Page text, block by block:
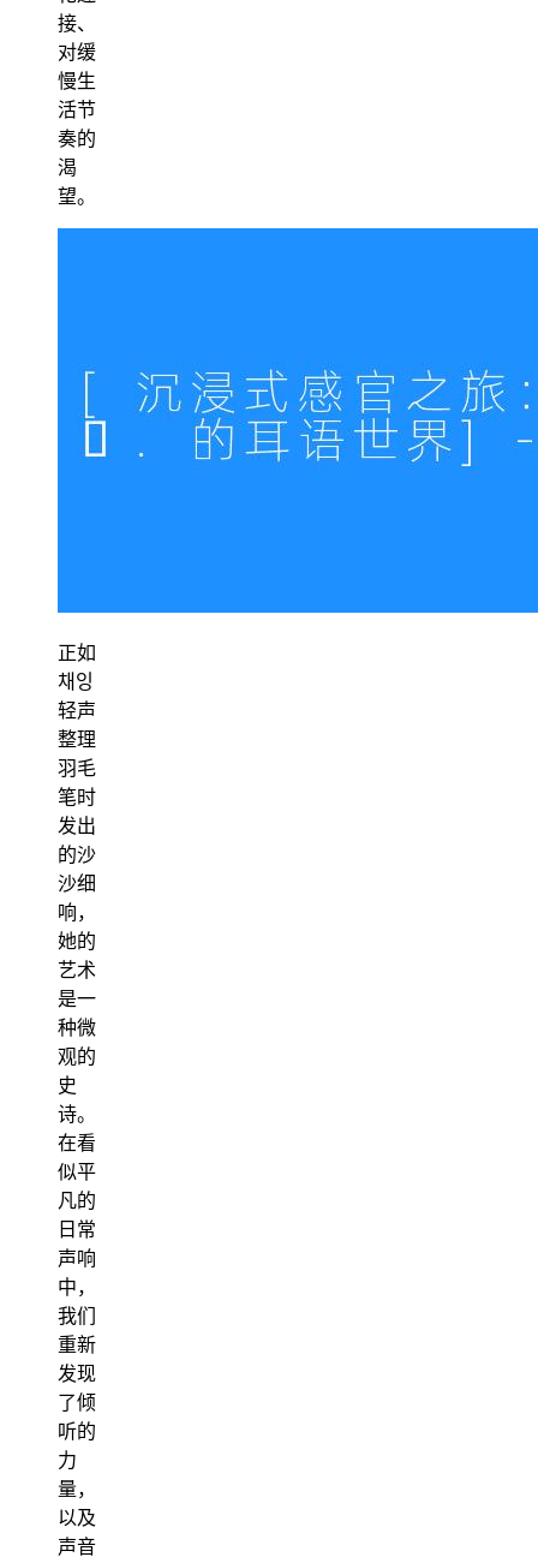
接、
对缓
慢生
活节
奏的
渴
望。
正如
채잉
轻声
整理
羽毛
笔时
发出
的沙
沙细
响，
她的
艺术
是一
种微
观的
史
诗。
在看
似平
凡的
日常
声响
中，
我们
重新
发现
了倾
听的
力
量，
以及
声音